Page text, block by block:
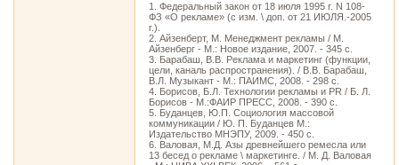
1. Федеральный закон от 18 июля 1995 г. N 108-
ФЗ «О рекламе» (с изм. \ доп. от 21 ИЮЛЯ.-2005
г.).
2. Айзенберт, М. Менеджмент рекламы / М.
Айзенберг - М.: Новое издание, 2007. - 345 с.
3. Барабаш, В.В. Реклама и маркетинг (функции,
цели, каналь распространения). / В.В. Барабаш,
В.Л. Музыкант - М.: ПАИМС, 2008. - 298 с.
4. Борисов, Б.Л. Технологии рекламы и PR / Б. Л.
Борисов - М.:ФАИР ПРЕСС, 2008. - 390 с.
5. Буданцев, Ю.П. Социология массовой
коммуникации / Ю. П. Буданцев М.:
Издательство МНЭПУ, 2009. - 450 с.
6. Валовая, М.Д. Азы древнейшего ремесла или
13 бесед о рекламе \ маркетинге. / М. Д. Валовая